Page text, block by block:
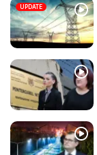
UPDATE